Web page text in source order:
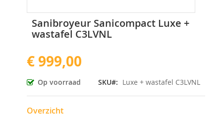
Sanibroyeur Sanicompact Luxe +
wastafel C3LVNL
€ 999,00
Op voorraad SKU Luxe + wastafel C3LVNL
Overzicht
naar
het
van
de
afbeeldingen-
gallerij